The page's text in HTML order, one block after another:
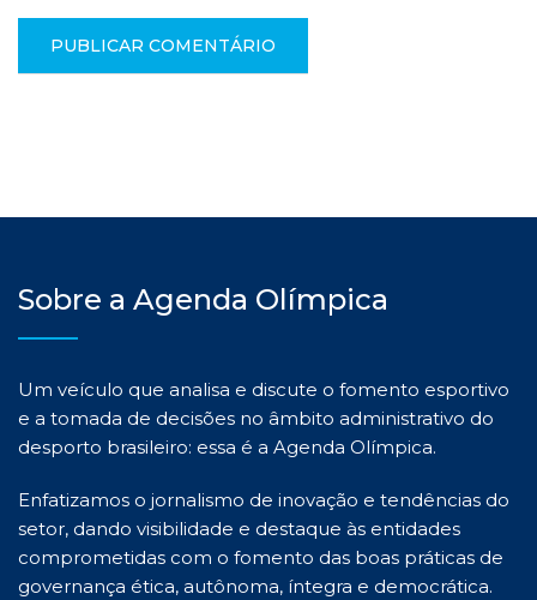
Sobre a Agenda Olímpica
Um veículo que analisa e discute o fomento esportivo
e a tomada de decisões no âmbito administrativo do
desporto brasileiro: essa é a Agenda Olímpica.
Enfatizamos o jornalismo de inovação e tendências do
setor, dando visibilidade e destaque às entidades
comprometidas com o fomento das boas práticas de
governança ética, autônoma, íntegra e democrática.